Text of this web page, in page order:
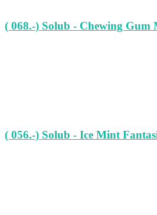
( 068.-) Solub - Chewing Gum
( 056.-) Solub - Ice Mint